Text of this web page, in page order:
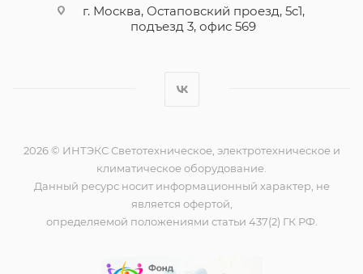
г. Москва, Остаповский проезд, 5с1,
подъезд 3, офис 569
2026 © ИНТЭКС Светотехническое, электротехническое и
климатическое оборудование.
Данный ресурс носит информационный характер, не
является офертой,
определяемой положениями статьи 437(2) ГК РФ.